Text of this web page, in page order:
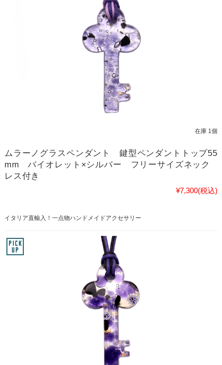
在庫 1個
ムラーノグラスペンダント 鍵型ペンダントトップ55
mm バイオレット×シルバー フリーサイズネック
レス付き
¥7,300(税込)
イタリア直輸入！一点物ハンドメイドアクセサリー